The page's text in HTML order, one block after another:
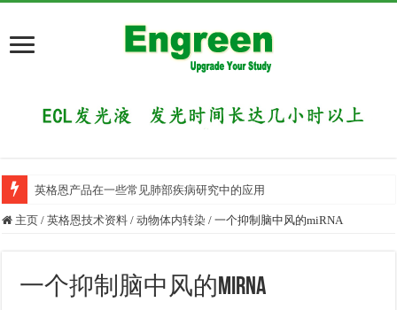
英格恩产品在一些常见肺部疾病研究中的应用
主页 / 英格恩技术资料 / 动物体内转染 / 一个抑制脑中风的miRNA
一个抑制脑中风的miRNA